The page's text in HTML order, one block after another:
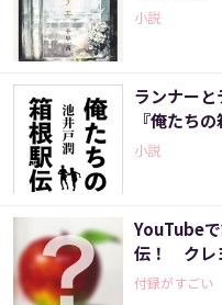
小説
ランナー
『俺たち
小説
YouTube
伝！ クレ
付録がすごい